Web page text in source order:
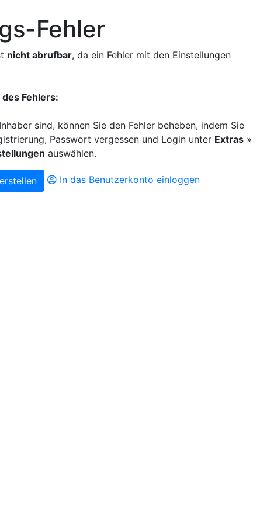
Fehler
nicht abrufbar, da ein Fehler mit den Einstellungen
Fehlers:
sind, können Sie den Fehler beheben, indem Sie
Passwort vergessen und Login unter Extras »
auswählen.
In das Benutzerkonto einloggen